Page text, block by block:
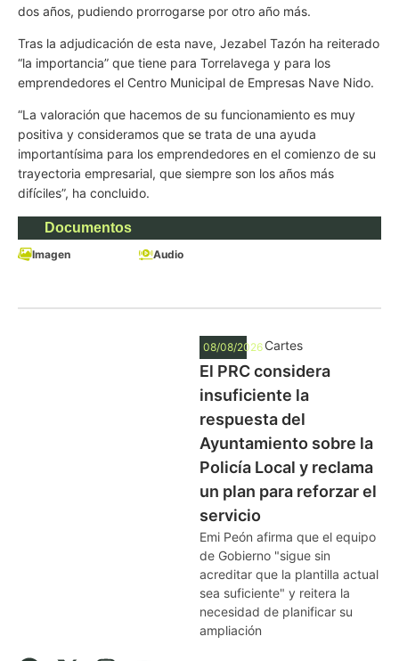
dos años, pudiendo prorrogarse por otro año más.
Tras la adjudicación de esta nave, Jezabel Tazón ha reiterado
“la importancia” que tiene para Torrelavega y para los
emprendedores el Centro Municipal de Empresas Nave Nido.
“La valoración que hacemos de su funcionamiento es muy
positiva y consideramos que se trata de una ayuda
importantísima para los emprendedores en el comienzo de su
trayectoria empresarial, que siempre son los años más
difíciles”, ha concluido.
Documentos
Imagen Audio
08/08/2026 Cartes
El PRC considera
insuficiente la
respuesta del
Ayuntamiento sobre la
Policía Local y reclama
un plan para reforzar el
servicio
Emi Peón afirma que el equipo
de Gobierno "sigue sin
acreditar que la plantilla actual
sea suficiente" y reitera la
necesidad de planificar su
ampliación